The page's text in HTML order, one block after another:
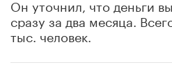
Он уточнил, что деньги
сразу за два месяца.
тыс. человек.